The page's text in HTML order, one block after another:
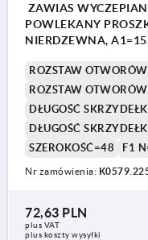
ZAWIAS
POWLEKANY
NIERDZEWNA,
ROZSTAW
ROZSTAW
DŁUGOŚĆ
DŁUGOŚĆ
SZEROKOŚĆ=48
F1
Nr zamówienia:
72,63 PLN
plus VAT
plus koszty wysyłki